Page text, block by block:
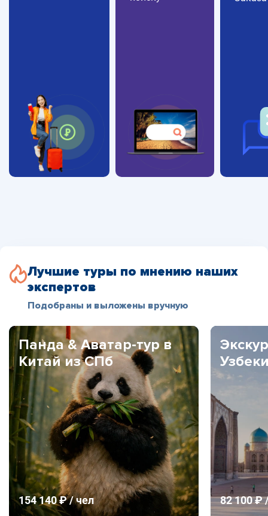
Лучшие туры по мнению наших
экспертов
Подобраны и выложены вручную
Панда & Аватар-тур в
Китай из СПб
154 140 ₽ / чел 82 100 ₽